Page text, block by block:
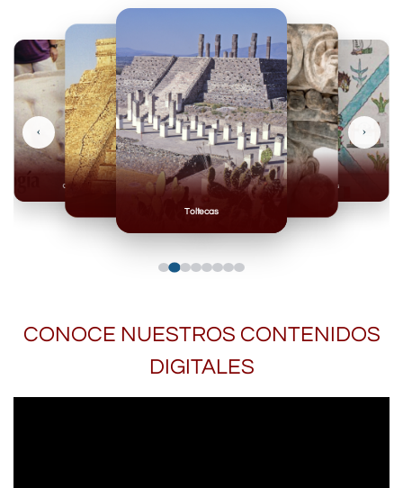
Toltecas
Mexicas
Olmecas
‹ ›
CONOCE NUESTROS CONTENIDOS
DIGITALES